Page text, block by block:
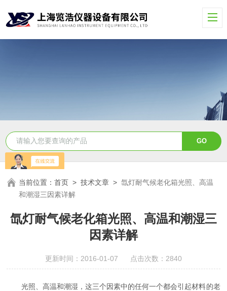
当前位置：首页 >技术文章 >氙灯耐气候老化箱光照、高温
和潮湿三因素详解
氙灯耐气候老化箱光照、高温和潮湿三
因素详解
更新时间：2016-01-07 点击次数：2840
光照、高温和潮湿，这三个因素中的任何一个都会引起材料的老